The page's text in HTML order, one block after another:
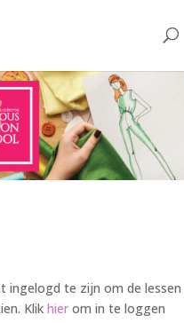
ingelogd te zijn om de
Klikhier om in te loggen